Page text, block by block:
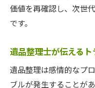
価値を再確認し、次世
です。
遺品整理士が伝える
遺品整理は感情的なプ
ブルが発生することが